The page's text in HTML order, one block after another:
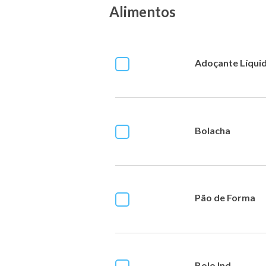
Alimentos
Adoçante
Bolacha
Pão de Forma